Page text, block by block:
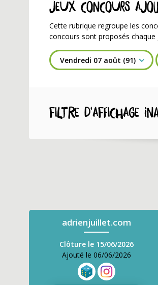
Jeux concours
Cette rubrique regroupe les
concours sont proposés chaque
Filtre
adrienjuillet.com
Clôture le 15/06/2026
Ajouté le 06/06/2026